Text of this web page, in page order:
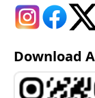
Download